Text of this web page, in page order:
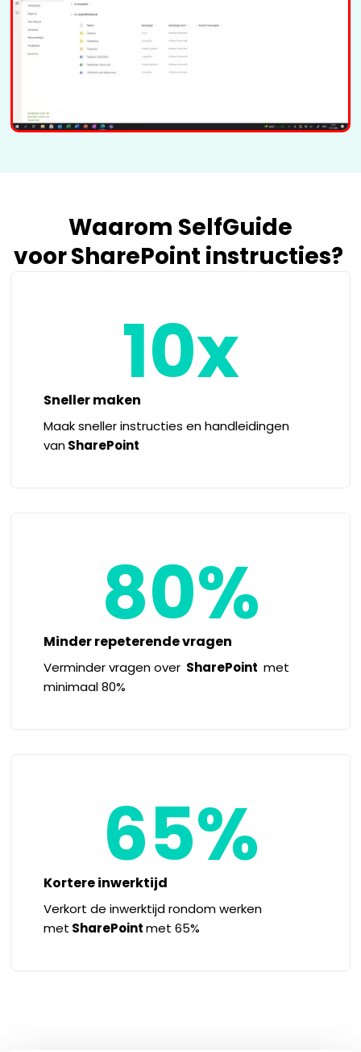
Waarom SelfGuide
voorSharePoint instructies?
10x
Sneller maken
Maaksneller instructies en handleidingen
vanSharePoint
80%
Minder repeterende vragen
Verminder vragen over SharePoint met
minimaal 80%
65%
Kortere inwerktijd
Verkort de inwerktijd rondom werken
met SharePointmet 65%